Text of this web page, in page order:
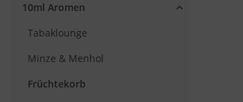
10ml Aromen
Tabaklounge
Minze & Menhol
Früchtekorb